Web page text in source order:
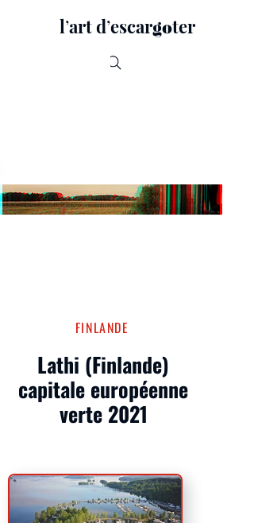
lʼart dʼescargoter
FINLANDE
Lathi (Finlande)
capitale européenne
verte 2021